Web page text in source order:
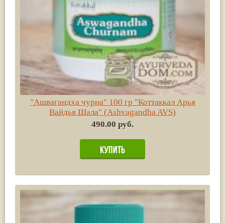
"Ашвагандха чурна" 100 гр "Коттаккал Арья
Вайдья Шала" (Ashvagandha AVS)
490.00 руб.